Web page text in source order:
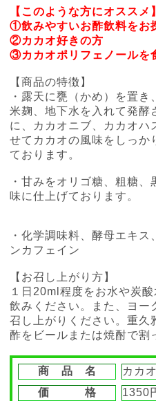
【このような方にオススメ】
①飲みやすいお酢飲料をお
②カカオ好きの方
③カカオポリフェノールを
【商品の特徴】
・露天に甕（かめ）を置き
米麹、地下水を入れて発酵
に、カカオニブ、カカオハ
せてカカオの風味をしっか
ております。
・甘みをオリゴ糖、粗糖
味に仕上げております。
・化学調味料、酵母エキ
ンカフェイン
【お召し上がり方】
１日20ml程度をお水や炭
飲みください。また、ヨー
召し上がりください。重久
酢をビールまたは焼酎で割
商 品 名
カカ
価 格
1350